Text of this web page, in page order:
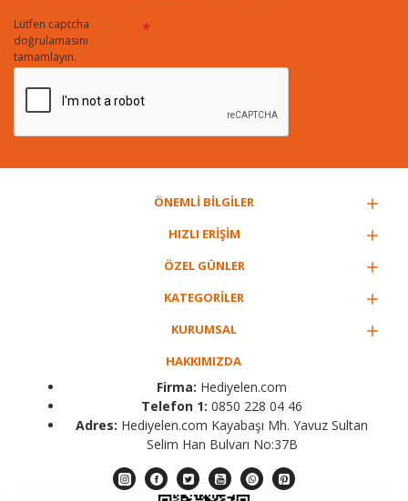
Lütfen captcha
doğrulamasını
tamamlayın.
ÖNEMLİ BİLGİLER
HIZLI ERİŞİM
ÖZEL GÜNLER
KATEGORİLER
KURUMSAL
HAKKIMIZDA
Firma: Hediyelen.com
Telefon 1: 0850 228 04 46
Adres: Hediyelen.com Kayabaşı Mh. Yavuz Sultan
Selim Han Bulvarı No:37B